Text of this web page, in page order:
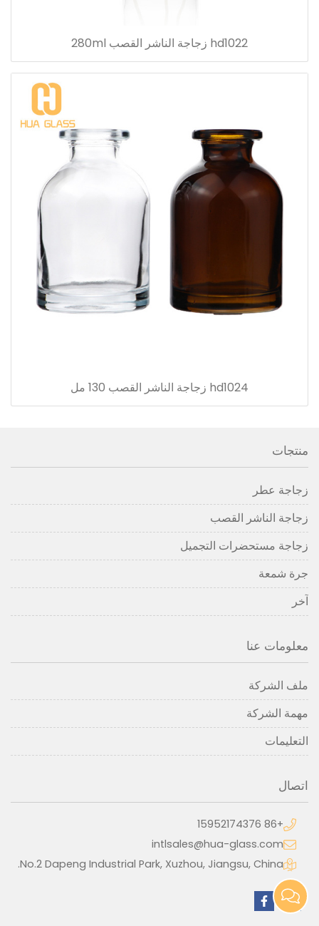
hd1022 زجاجة الناشر القصب 280ml
hd1024 زجاجة الناشر القصب 130 مل
منتجات
زجاجة عطر
زجاجة الناشر القصب
زجاجة مستحضرات التجميل
جرة شمعة
آخر
معلومات عنا
ملف الشركة
مهمة الشركة
التعليمات
اتصال
+86 15952174376
intlsales@hua-glass.com
No.2 Dapeng Industrial Park, Xuzhou, Jiangsu, China.